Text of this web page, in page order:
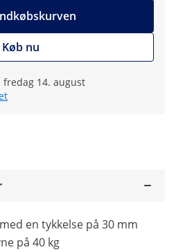
Køb nu
fredag 14. august
en tykkelse på 30 mm
på 40 kg